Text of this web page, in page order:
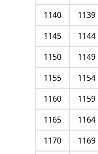
1139
1140
1144
1145
1149
1150
1154
1155
1159
1160
1164
1165
1169
1170